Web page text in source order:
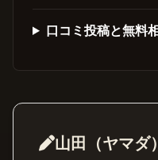
口コミ投稿と無料
山田（ヤマダ